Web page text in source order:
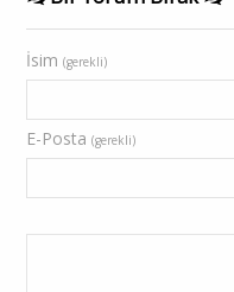
İsim (gerekli)
E-Posta (gerekli)